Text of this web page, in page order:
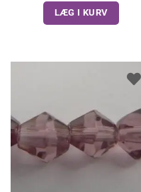
LÆG I KURV